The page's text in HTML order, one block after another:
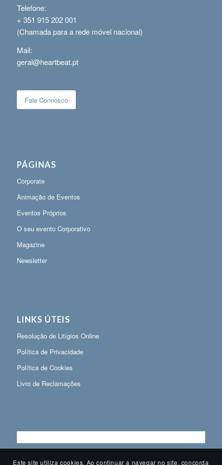
Telefone:
+ 351 915 202 001
(Chamada para a rede móvel nacional)
Mail:
geral@heartbeat.pt
Fale Connosco
PÁGINAS
Corporate
Animação de Eventos
Eventos Próprios
O seu evento Corporativo
Magazine
Newsletter
LINKS ÚTEIS
Resolução de Litígios Online
Política de Privacidade
Política de Cookies
Livro de Reclamações
Este site utiliza cookies. Ao continuar a navegar no site, concorda